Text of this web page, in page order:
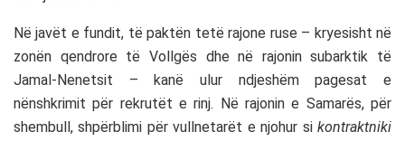
Në javët e fundit, të paktën tetë rajone ruse – kryesisht në
zonën qendrore të Vollgës dhe në rajonin subarktik të
Jamal-Nenetsit – kanë ulur ndjeshëm pagesat e
nënshkrimit për rekrutët e rinj. Në rajonin e Samarës, për
shembull, shpërblimi për vullnetarët e njohur si kontraktniki